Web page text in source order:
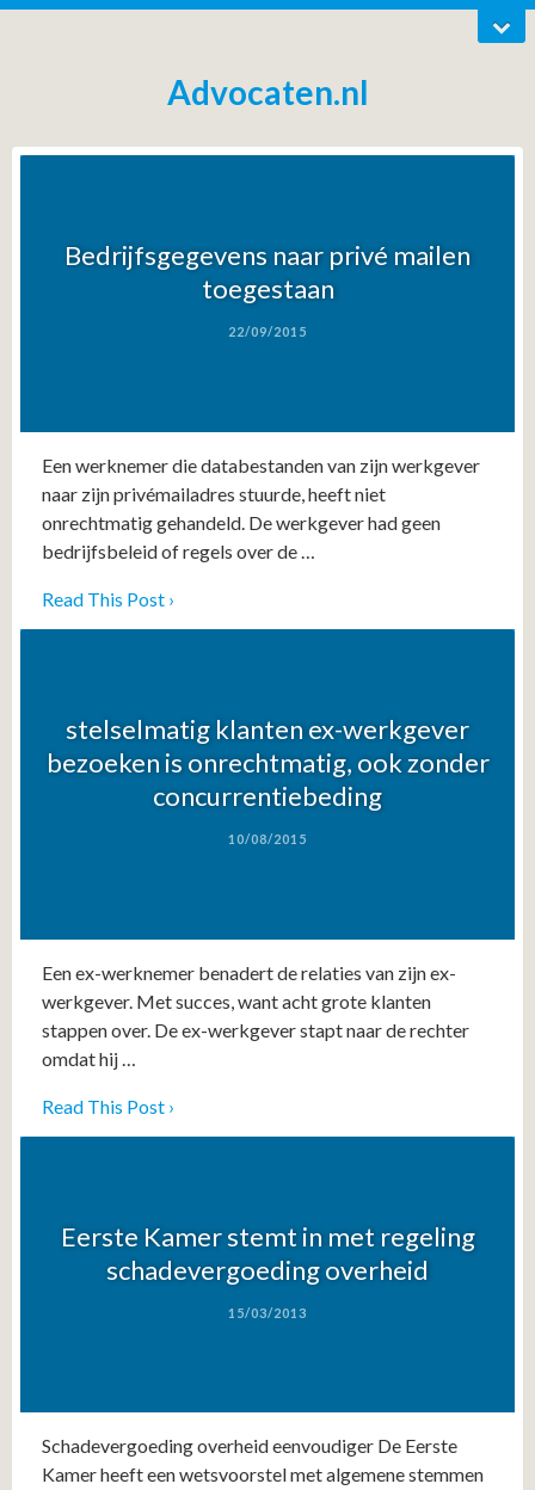
Advocaten.nl
Bedrijfsgegevens naar privé mailen
toegestaan
22/09/2015
Een werknemer die databestanden van zijn werkgever
naar zijn privémailadres stuurde, heeft niet
onrechtmatig gehandeld. De werkgever had geen
bedrijfsbeleid of regels over de …
Read This Post ›
stelselmatig klanten ex-werkgever
bezoeken is onrechtmatig, ook zonder
concurrentiebeding
10/08/2015
Een ex-werknemer benadert de relaties van zijn ex-
werkgever. Met succes, want acht grote klanten
stappen over. De ex-werkgever stapt naar de rechter
omdat hij …
Read This Post ›
Eerste Kamer stemt in met regeling
schadevergoeding overheid
15/03/2013
Schadevergoeding overheid eenvoudiger De Eerste
Kamer heeft een wetsvoorstel met algemene stemmen